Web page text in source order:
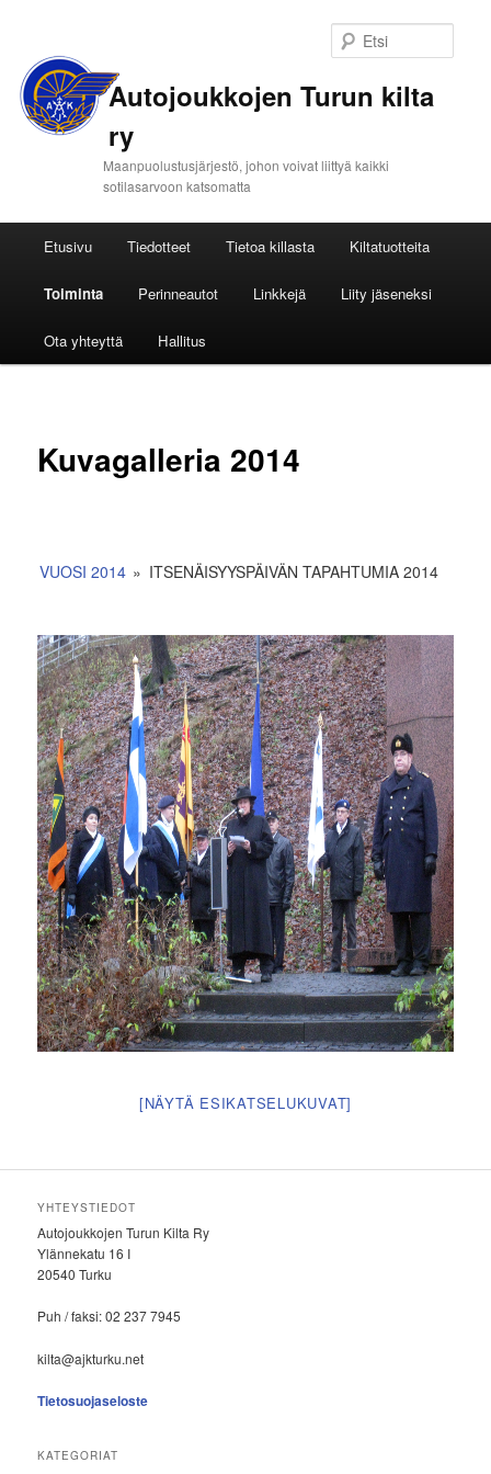
Autojoukkojen Turun kilta
ry
Maanpuolustusjärjestö, johon voivat liittyä kaikki
sotilasarvoon katsomatta
Siirry
sisältöön
Etusivu Tiedotteet Tietoa killasta Kiltatuotteita
Toiminta Perinneautot Linkkejä Liity jäseneksi
Ota yhteyttä Hallitus
Kuvagalleria 2014
VUOSI 2014 » ITSENÄISYYSPÄIVÄN TAPAHTUMIA 2014
[NÄYTÄ ESIKATSELUKUVAT]
YHTEYSTIEDOT
Autojoukkojen Turun Kilta Ry
Ylännekatu 16 I
20540 Turku
Puh / faksi: 02 237 7945
kilta@ajkturku.net
Tietosuojaseloste
KATEGORIAT